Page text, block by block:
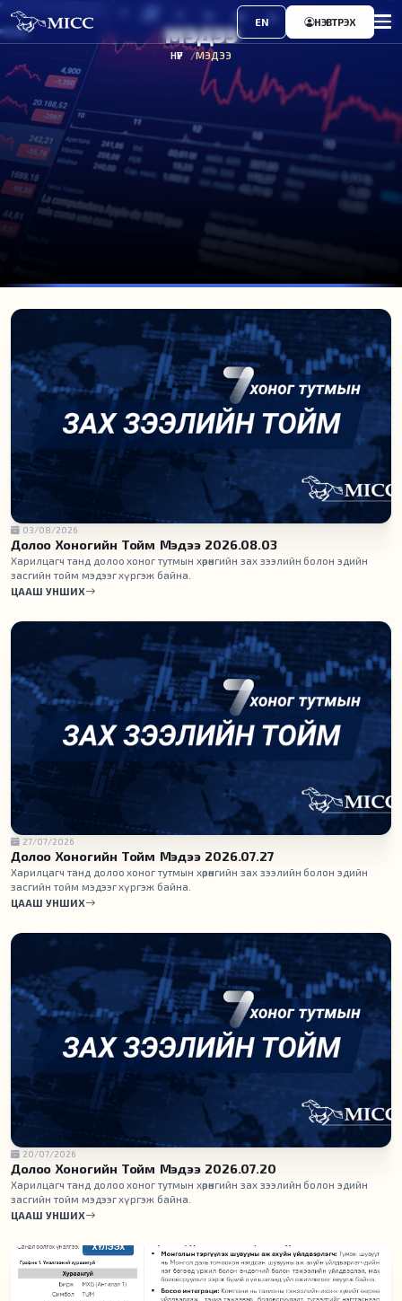
EN НЭВТРЭХ
МЭДЭЭ
НҮҮР МЭДЭЭ
03/08/2026
Долоо Хоногийн Тойм Мэдээ 2026.08.03
Харилцагч танд долоо хоног тутмын хөрөнгийн зах зээлийн болон эдийн
засгийн тойм мэдээг хүргэж байна.
ЦААШ УНШИХ
27/07/2026
Долоо Хоногийн Тойм Мэдээ 2026.07.27
Харилцагч танд долоо хоног тутмын хөрөнгийн зах зээлийн болон эдийн
засгийн тойм мэдээг хүргэж байна.
ЦААШ УНШИХ
20/07/2026
Долоо Хоногийн Тойм Мэдээ 2026.07.20
Харилцагч танд долоо хоног тутмын хөрөнгийн зах зээлийн болон эдийн
засгийн тойм мэдээг хүргэж байна.
ЦААШ УНШИХ